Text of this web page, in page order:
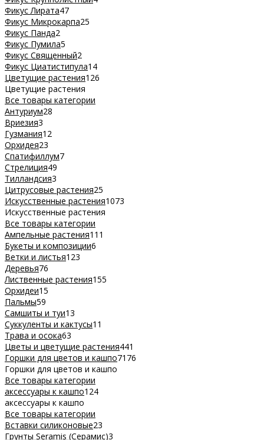
Фикус Лирата47
Фикус Микрокарпа25
Фикус Панда2
Фикус Пумила5
Фикус Священный2
Фикус Циатистипула14
Цветущие растения126
Цветущие растения
Все товары категории
Антуриум28
Вриезия3
Гузмания12
Орхидея23
Спатифиллум7
Стрелиция49
Тилландсия3
Цитрусовые растения25
Искусственные растения1073
Искусственные растения
Все товары категории
Ампельные растения111
Букеты и композиции6
Ветки и листья123
Деревья76
Лиственные растения155
Орхидеи15
Пальмы59
Самшиты и туи13
Суккуленты и кактусы11
Трава и осока63
Цветы и цветущие растения441
Горшки для цветов и кашпо7176
Горшки для цветов и кашпо
Все товары категории
аксессуары к кашпо124
аксессуары к кашпо
Все товары категории
Вставки силиконовые23
Грунты Seramis (Серамис)3